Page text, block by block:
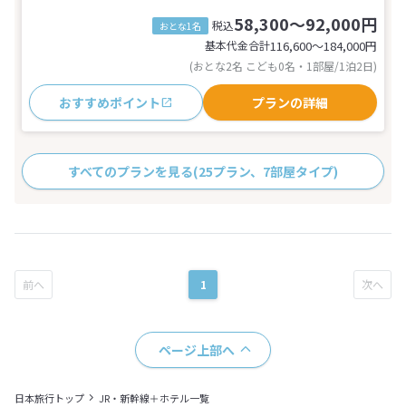
おとな1名 税込58,300～92,000円
基本代金合計116,600〜184,000円
(おとな2名 こども0名・1部屋/1泊2日)
おすすめポイント プランの詳細
すべてのプランを見る(25プラン、7部屋タイプ)
1
ページ上部へ
日本旅行トップ JR・新幹線＋ホテル一覧